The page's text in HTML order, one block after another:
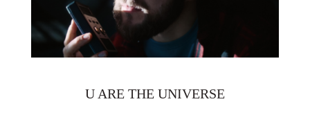
U ARE THE UNIVERSE